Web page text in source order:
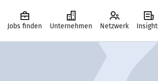
Jobs finden Unternehmen Netzwerk